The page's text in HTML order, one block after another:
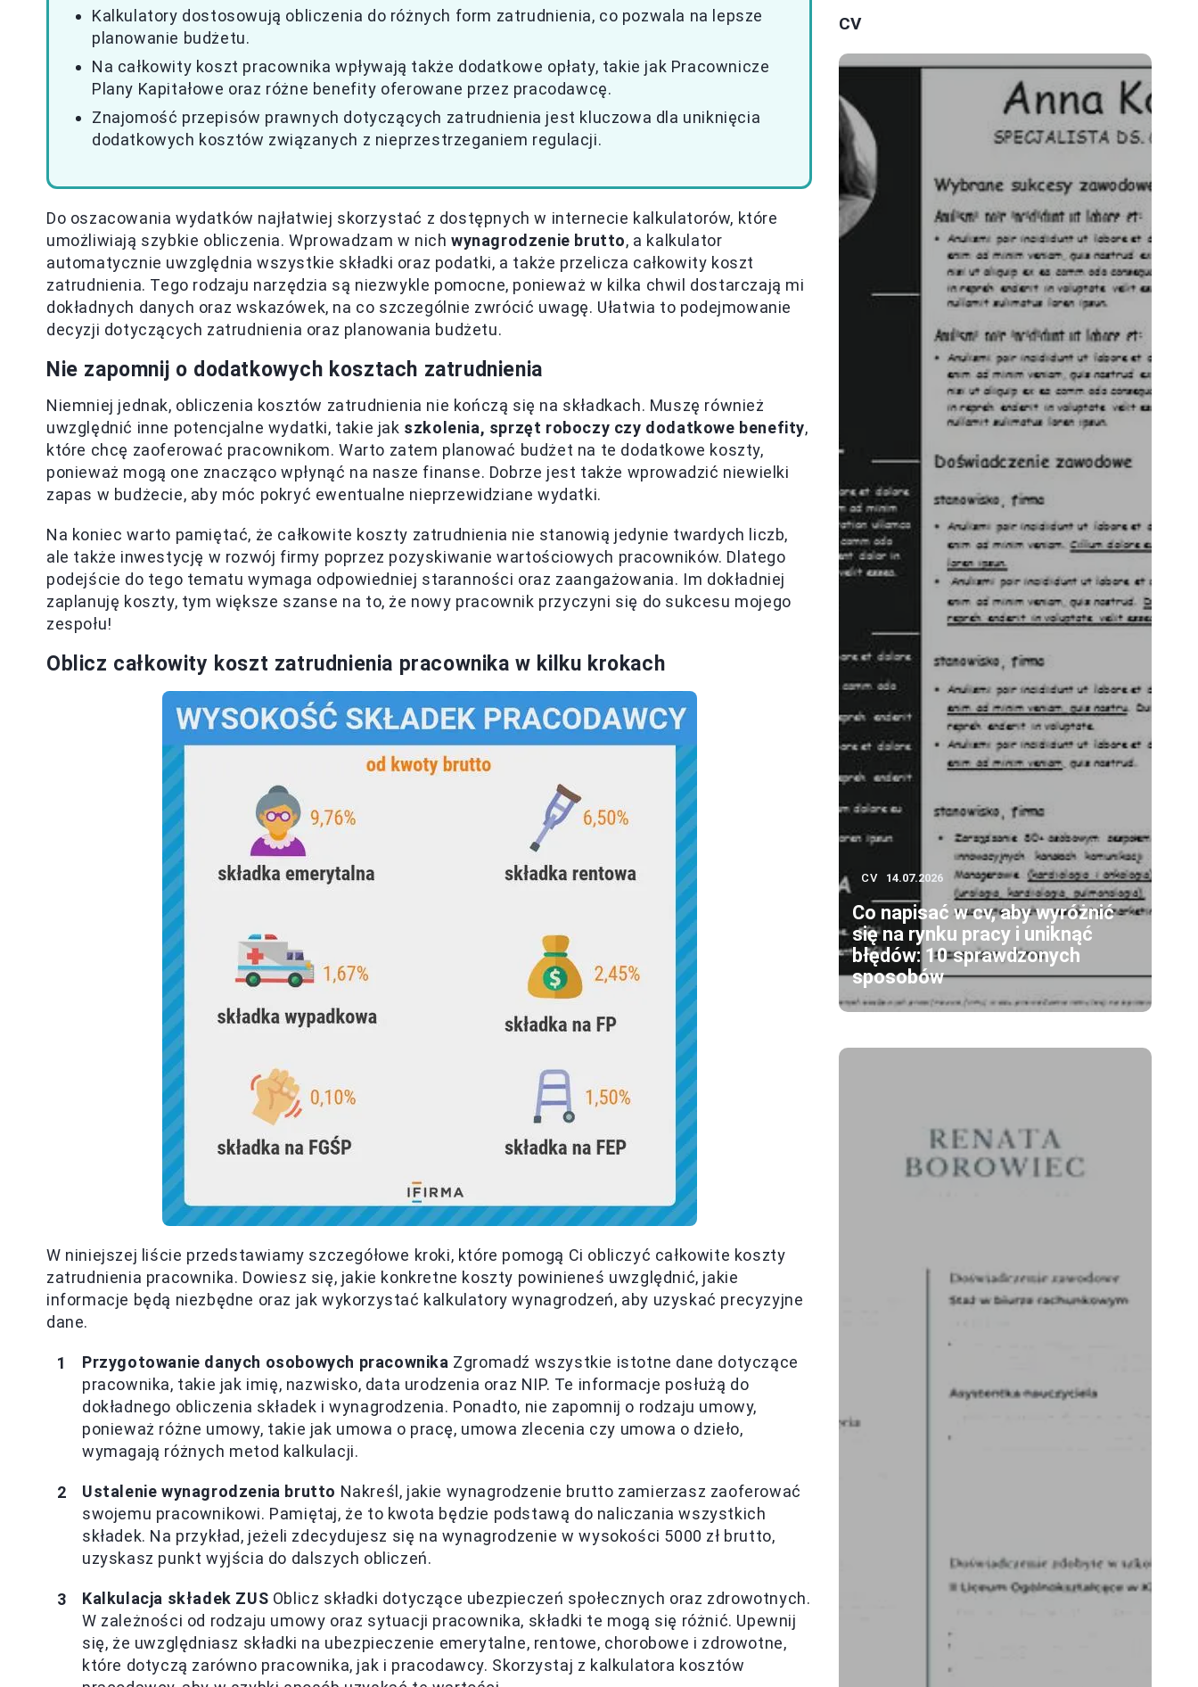
Kalkulatory dostosowują obliczenia do różnych form zatrudnienia, co pozwala na lepsze
planowanie budżetu.
Na całkowity koszt pracownika wpływają także dodatkowe opłaty, takie jak Pracownicze
Plany Kapitałowe oraz różne benefity oferowane przez pracodawcę.
Znajomość przepisów prawnych dotyczących zatrudnienia jest kluczowa dla uniknięcia
dodatkowych kosztów związanych z nieprzestrzeganiem regulacji.
Do oszacowania wydatków najłatwiej skorzystać z dostępnych w internecie kalkulatorów, które
umożliwiają szybkie obliczenia. Wprowadzam w nichwynagrodzenie brutto, a kalkulator
automatycznie uwzględnia wszystkie składki oraz podatki, a także przelicza całkowity koszt
zatrudnienia. Tego rodzaju narzędzia są niezwykle pomocne, ponieważ w kilka chwil dostarczają mi
dokładnych danych oraz wskazówek, na co szczególnie zwrócić uwagę. Ułatwia to podejmowanie
decyzji dotyczących zatrudnienia oraz planowania budżetu.
Nie zapomnij o dodatkowych kosztach zatrudnienia
Niemniej jednak, obliczenia kosztów zatrudnienia nie kończą się na składkach. Muszę również
uwzględnić inne potencjalne wydatki, takie jak szkolenia, sprzęt roboczy czy dodatkowe benefity,
które chcę zaoferować pracownikom. Warto zatem planować budżet na te dodatkowe koszty,
ponieważ mogą one znacząco wpłynąć na nasze finanse. Dobrze jest także wprowadzić niewielki
zapas w budżecie, aby móc pokryć ewentualne nieprzewidziane wydatki.
Na koniec warto pamiętać, że całkowite koszty zatrudnienia nie stanowią jedynie twardych liczb,
ale także inwestycję w rozwój firmy poprzez pozyskiwanie wartościowych pracowników. Dlatego
podejście do tego tematu wymaga odpowiedniej staranności oraz zaangażowania. Im dokładniej
zaplanuję koszty, tym większe szanse na to, że nowy pracownik przyczyni się do sukcesu mojego
zespołu!
Oblicz całkowity koszt zatrudnienia pracownika w kilku krokach
W niniejszej liście przedstawiamy szczegółowe kroki, które pomogą Ci obliczyć całkowite koszty
zatrudnienia pracownika. Dowiesz się, jakie konkretne koszty powinieneś uwzględnić, jakie
informacje będą niezbędne oraz jak wykorzystać kalkulatory wynagrodzeń, aby uzyskać precyzyjne
dane.
Przygotowanie danych osobowych pracownika Zgromadź wszystkie istotne dane dotyczące
pracownika, takie jak imię, nazwisko, data urodzenia oraz NIP. Te informacje posłużą do
dokładnego obliczenia składek i wynagrodzenia. Ponadto, nie zapomnij o rodzaju umowy,
ponieważ różne umowy, takie jak umowa o pracę, umowa zlecenia czy umowa o dzieło,
wymagają różnych metod kalkulacji.
Ustalenie wynagrodzenia brutto Nakreśl, jakie wynagrodzenie brutto zamierzasz zaoferować
swojemu pracownikowi. Pamiętaj, że to kwota będzie podstawą do naliczania wszystkich
składek. Na przykład, jeżeli zdecydujesz się na wynagrodzenie w wysokości 5000 zł brutto,
uzyskasz punkt wyjścia do dalszych obliczeń.
Kalkulacja składek ZUS Oblicz składki dotyczące ubezpieczeń społecznych oraz zdrowotnych.
W zależności od rodzaju umowy oraz sytuacji pracownika, składki te mogą się różnić. Upewnij
się, że uwzględniasz składki na ubezpieczenie emerytalne, rentowe, chorobowe i zdrowotne,
które dotyczą zarówno pracownika, jak i pracodawcy. Skorzystaj z kalkulatora kosztów
CV
CV 14.07.2026
Co napisać w cv, aby wyróżnić
się na rynku pracy i uniknąć
błędów: 10 sprawdzonych
sposobów